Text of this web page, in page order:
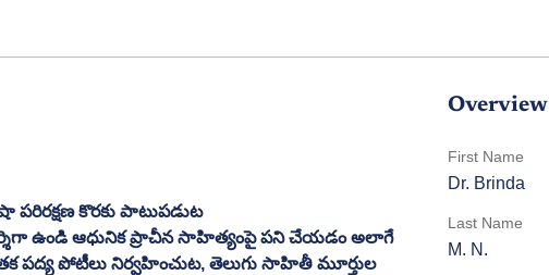
పరిరక్షణ కొరకు పాటుపడుట
ఉండి ఆధునిక ప్రాచీన సాహిత్యంపై పని చేయడం అలాగే
పద్య పోటీలు నిర్వహించుట, తెలుగు సాహితీ మూర్తుల
Overview
First Name
Dr. Brinda
Last Name
M. N.